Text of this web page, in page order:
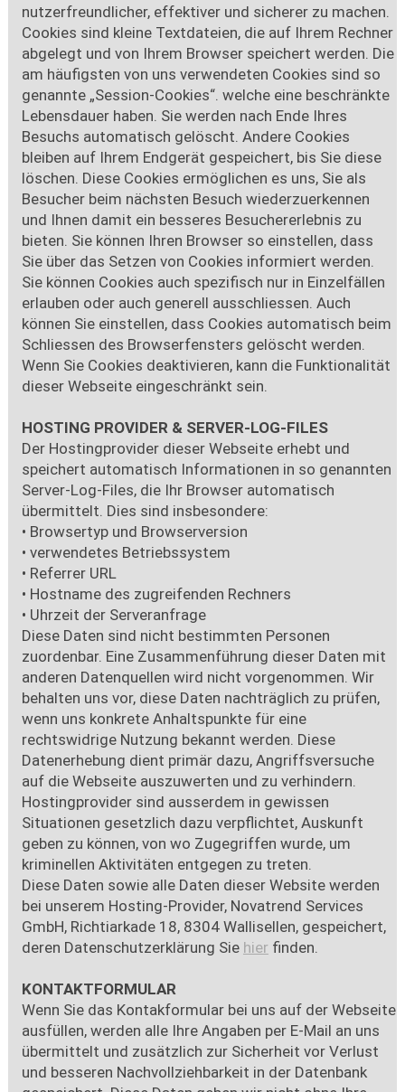
nutzerfreundlicher, effektiver und sicherer zu machen.
Cookies sind kleine Textdateien, die auf Ihrem Rechner
abgelegt und von Ihrem Browser speichert werden. Die
am häufigsten von uns verwendeten Cookies sind so
genannte „Session-Cookies“. welche eine beschränkte
Lebensdauer haben. Sie werden nach Ende Ihres
Besuchs automatisch gelöscht. Andere Cookies
bleiben auf Ihrem Endgerät gespeichert, bis Sie diese
löschen. Diese Cookies ermöglichen es uns, Sie als
Besucher beim nächsten Besuch wiederzuerkennen
und Ihnen damit ein besseres Besuchererlebnis zu
bieten. Sie können Ihren Browser so einstellen, dass
Sie über das Setzen von Cookies informiert werden.
Sie können Cookies auch spezifisch nur in Einzelfällen
erlauben oder auch generell ausschliessen. Auch
können Sie einstellen, dass Cookies automatisch beim
Schliessen des Browserfensters gelöscht werden.
Wenn Sie Cookies deaktivieren, kann die Funktionalität
dieser Webseite eingeschränkt sein.
HOSTING PROVIDER & SERVER-LOG-FILES
Der Hostingprovider dieser Webseite erhebt und
speichert automatisch Informationen in so genannten
Server-Log-Files, die Ihr Browser automatisch
übermittelt. Dies sind insbesondere:
• Browsertyp und Browserversion
• verwendetes Betriebssystem
• Referrer URL
• Hostname des zugreifenden Rechners
• Uhrzeit der Serveranfrage
Diese Daten sind nicht bestimmten Personen
zuordenbar. Eine Zusammenführung dieser Daten mit
anderen Datenquellen wird nicht vorgenommen. Wir
behalten uns vor, diese Daten nachträglich zu prüfen,
wenn uns konkrete Anhaltspunkte für eine
rechtswidrige Nutzung bekannt werden. Diese
Datenerhebung dient primär dazu, Angriffsversuche
auf die Webseite auszuwerten und zu verhindern.
Hostingprovider sind ausserdem in gewissen
Situationen gesetzlich dazu verpflichtet, Auskunft
geben zu können, von wo Zugegriffen wurde, um
kriminellen Aktivitäten entgegen zu treten.
Diese Daten sowie alle Daten dieser Website werden
bei unserem Hosting-Provider, Novatrend Services
GmbH, Richtiarkade 18, 8304 Wallisellen, gespeichert,
deren Datenschutzerklärung Sie hier finden.
KONTAKTFORMULAR
Wenn Sie das Kontakformular bei uns auf der Webseite
ausfüllen, werden alle Ihre Angaben per E-Mail an uns
übermittelt und zusätzlich zur Sicherheit vor Verlust
und besseren Nachvollziehbarkeit in der Datenbank